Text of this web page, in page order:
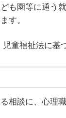
も園等に通う
す。
童福祉法に基
相談に、心理